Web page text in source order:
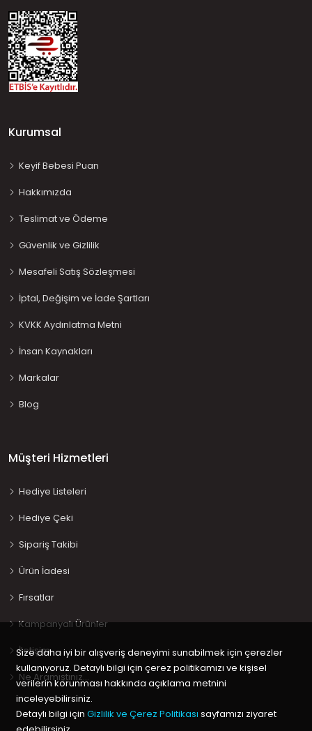
Kurumsal
Keyif Bebesi Puan
Hakkımızda
Teslimat ve Ödeme
Güvenlik ve Gizlilik
Mesafeli Satış Sözleşmesi
İptal, Değişim ve İade Şartları
KVKK Aydınlatma Metni
İnsan Kaynakları
Markalar
Blog
Müşteri Hizmetleri
Hediye Listeleri
Hediye Çeki
Sipariş Takibi
Ürün İadesi
Fırsatlar
Kampanyalı Ürünler
İletişim
Ne Aramıştınız…
Size daha iyi bir alışveriş deneyimi sunabilmek için çerezler
kullanıyoruz. Detaylı bilgi için çerez politikamızı ve kişisel
verilerin korunması hakkında açıklama metnini
inceleyebilirsiniz.
Detaylı bilgi için Gizlilik ve Çerez Politikası sayfamızı ziyaret